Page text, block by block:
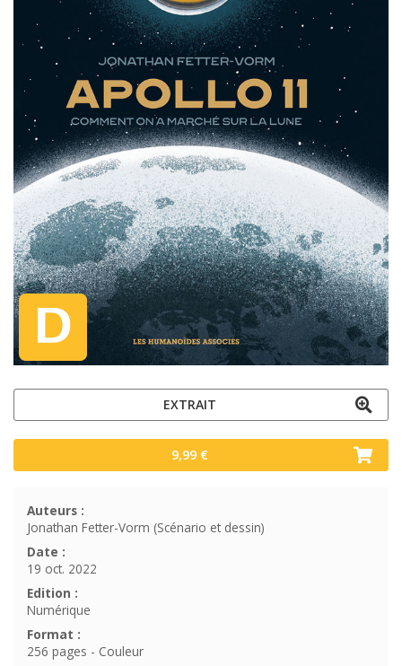
EXTRAIT
9,99 €
Auteurs :
Jonathan Fetter-Vorm (Scénario et dessin)
Date :
19 oct. 2022
Edition :
Numérique
Format :
256 pages - Couleur